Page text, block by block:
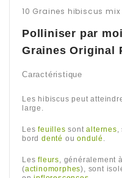
10 Graines hibiscus mix
Polliniser par
Graines Original
Caractéristique
Les hibiscus peut
large.
Lesfeuilles sontalternes,
bord denté ouondulé .
Lesfleurs, généralement
(actinomorphes), sont